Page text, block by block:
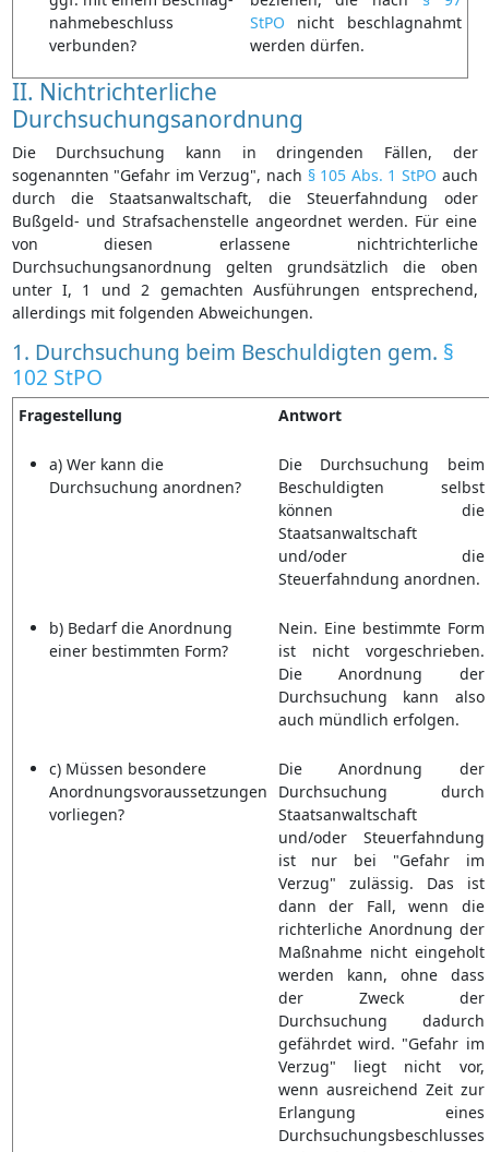
nahmebeschluss
verbunden?
StPO nicht beschlagnahmt
werden dürfen.
II. Nichtrichterliche
Durchsuchungsanordnung
Die Durchsuchung kann in dringenden Fällen, der
sogenannten "Gefahr im Verzug", nach § 105 Abs. 1 StPO auch
durch die Staatsanwaltschaft, die Steuerfahndung oder
Bußgeld- und Strafsachenstelle angeordnet werden. Für eine
von diesen erlassene nichtrichterliche
Durchsuchungsanordnung gelten grundsätzlich die oben
unter I, 1 und 2 gemachten Ausführungen entsprechend,
allerdings mit folgenden Abweichungen.
1. Durchsuchung beim Beschuldigten gem. §
102 StPO
Fragestellung Antwort
a) Wer kann die
Durchsuchung anordnen?
Die Durchsuchung beim
Beschuldigten selbst
können die
Staatsanwaltschaft
und/oder die
Steuerfahndung anordnen.
b) Bedarf die Anordnung
einer bestimmten Form?
Nein. Eine bestimmte Form
ist nicht vorgeschrieben.
Die Anordnung der
Durchsuchung kann also
auch mündlich erfolgen.
c) Müssen besondere
Anordnungsvoraussetzungen
vorliegen?
Die Anordnung der
Durchsuchung durch
Staatsanwaltschaft
und/oder Steuerfahndung
ist nur bei "Gefahr im
Verzug" zulässig. Das ist
dann der Fall, wenn die
richterliche Anordnung der
Maßnahme nicht eingeholt
werden kann, ohne dass
der Zweck der
Durchsuchung dadurch
gefährdet wird. "Gefahr im
Verzug" liegt nicht vor,
wenn ausreichend Zeit zur
Erlangung eines
Durchsuchungsbeschlusses